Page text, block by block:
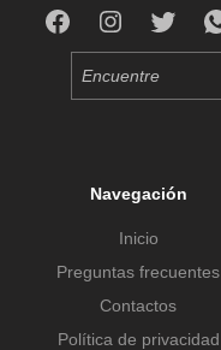
Navegación
Inicio
Preguntas frecuentes
Contactos
Política de privacidad